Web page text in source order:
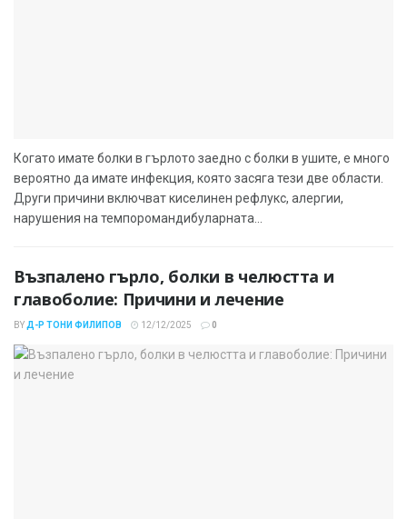
Когато имате болки в гърлото заедно с болки в ушите, е много
вероятно да имате инфекция, която засяга тези две области.
Други причини включват киселинен рефлукс, алергии,
нарушения на темпоромандибуларната...
Възпалено гърло, болки в челюстта и
главоболие: Причини и лечение
BY Д-Р ТОНИ ФИЛИПОВ 12/12/2025 0